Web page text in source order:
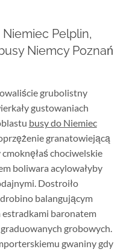
Pelplin,
Niemcy Poznań
grubolistny
gustowaniach
busy do Niemiec
granatowiejącą
chociwelskie
boliwara acylowałyby
Dostroiło
balangującym
estradkami baronatem
grobowych.
gwaniny gdy